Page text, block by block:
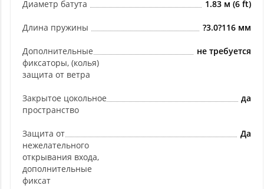
Диаметр батута 1.83 м (6 ft)
Длина пружины ?3.0?116 мм
Дополнительные
фиксаторы, (колья)
защита от ветра
не требуется
Закрытое цокольное
пространство
да
Защита от
нежелательного
открывания входа,
дополнительные
фиксат
Да